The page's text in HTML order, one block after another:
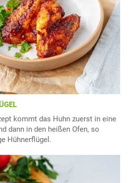
kommt das Huhn zuerst in eine
dann in den heißen Ofen, so
Hühnerflügel.